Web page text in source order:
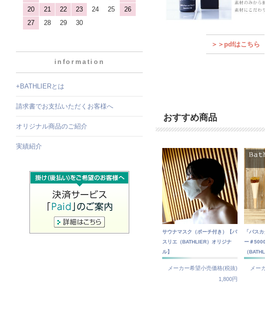
＞＞pdfはこちら
おすすめ商品
サウナマスク（ポーチ付き）【バ
スリエ（BATHLIER）オリジナ
ル】
メーカー希望小売価格(税抜)
1,800円
「バス
ー＃
（
メー
20
21 22 23 24 25
26
27
28 29 30
information
+BATHLIERとは
請求書でお支払いただくお客様へ
オリジナル商品のご紹介
実績紹介